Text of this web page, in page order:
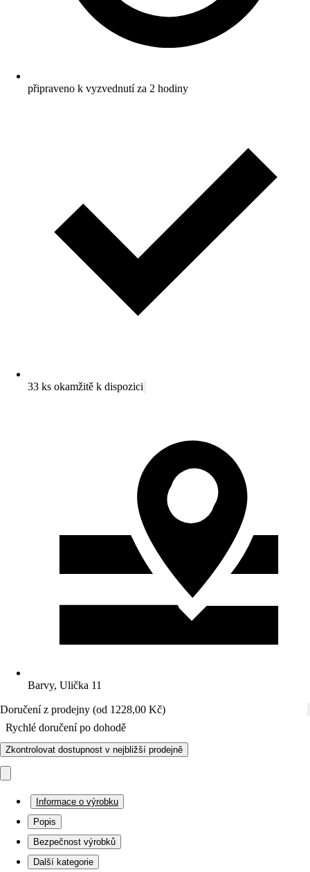
připraveno k vyzvednutí za 2 hodiny
33 ks okamžitě k dispozici
Barvy, Ulička 11
Doručení z prodejny (od 1228,00 Kč)
Rychlé doručení po dohodě
Zkontrolovat dostupnost v nejbližší prodejně
Informace o výrobku
Popis
Bezpečnost výrobků
Další kategorie